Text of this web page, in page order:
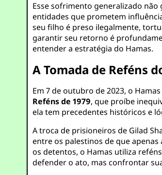
Esse sofrimento generalizado não
entidades que prometem
seu filho é preso ilegalmente,
garantir seu retorno é
entender a estratégia do Hamas.
A Tomada de Reféns
Em 7 de outubro de 2023, o
Reféns de 1979, que proíbe
ela tem precedentes históricos e
A troca de prisioneiros de Gilad
entre os palestinos de que
os detentos, o Hamas utiliza
defender o ato, mas confrontar